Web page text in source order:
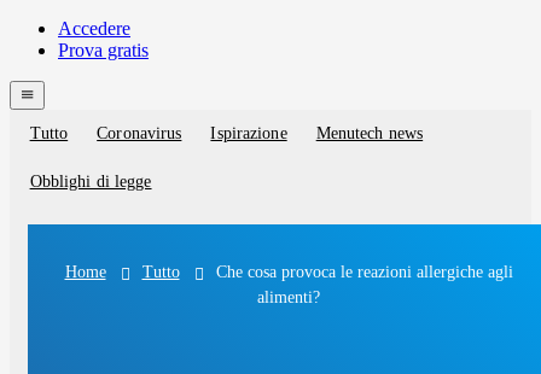
Menutech
navigation
Accedere
Prova gratis
menu
Blog
categories
Tutto Coronavirus Ispirazione Menutech news
Obblighi di legge
Home Tutto
Che cosa provoca le reazioni allergiche agli
alimenti?